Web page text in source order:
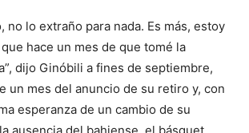
no lo extraño para nada. Es más, estoy
hace un mes de que tomé la
dijo Ginóbili a fines de septiembre,
un mes del anuncio de su retiro y, con
esperanza de un cambio de su